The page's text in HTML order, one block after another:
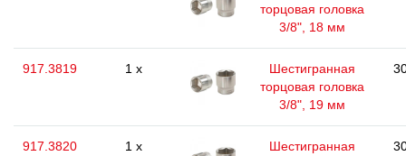
торцовая головка
3/8", 18 мм
917.3819 1 x
Шестигранная
торцовая головка
3/8", 19 мм
917.3820 1 x
Шестигранная